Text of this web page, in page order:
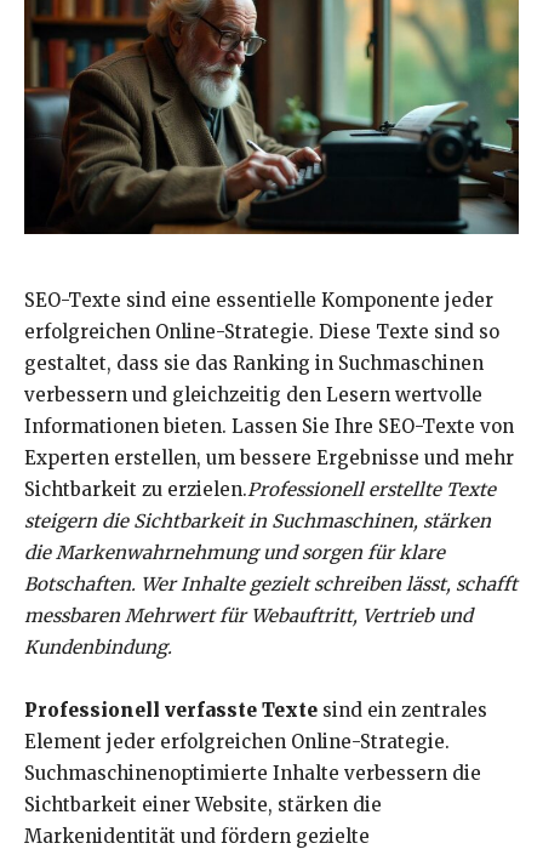
SEO-Texte sind eine essentielle Komponente jeder
erfolgreichen Online-Strategie. Diese Texte sind so
gestaltet, dass sie das Ranking in Suchmaschinen
verbessern und gleichzeitig den Lesern wertvolle
Informationen bieten. Lassen Sie Ihre SEO-Texte von
Experten erstellen, um bessere Ergebnisse und mehr
Sichtbarkeit zu erzielen.Professionell erstellte Texte
steigern die Sichtbarkeit in Suchmaschinen, stärken
die Markenwahrnehmung und sorgen für klare
Botschaften. Wer Inhalte gezielt schreiben lässt, schafft
messbaren Mehrwert für Webauftritt, Vertrieb und
Kundenbindung.
Professionell verfasste Texte sind ein zentrales
Element jeder erfolgreichen Online-Strategie.
Suchmaschinenoptimierte Inhalte verbessern die
Sichtbarkeit einer Website, stärken die
Markenidentität und fördern gezielte